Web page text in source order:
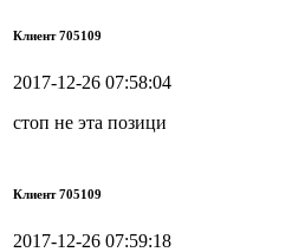
Клиент 705109
2017-12-26 07:58:04
стоп не эта позици
Клиент 705109
2017-12-26 07:59:18